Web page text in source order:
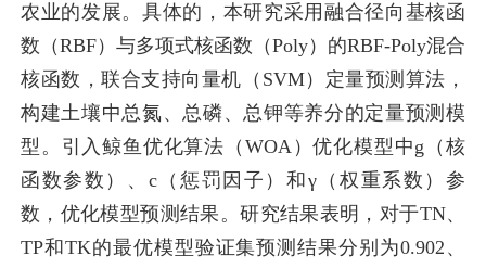
农业的发展。具体的，本研究采用融合径向基核函
数（RBF）与多项式核函数（Poly）的RBF-Poly混合
核函数，联合支持向量机（SVM）定量预测算法，
构建土壤中总氮、总磷、总钾等养分的定量预测模
型。引入鲸鱼优化算法（WOA）优化模型中g（核
函数参数）、c（惩罚因子）和γ（权重系数）参
数，优化模型预测结果。研究结果表明，对于TN、
TP和TK的最优模型验证集预测结果分别为0.902、